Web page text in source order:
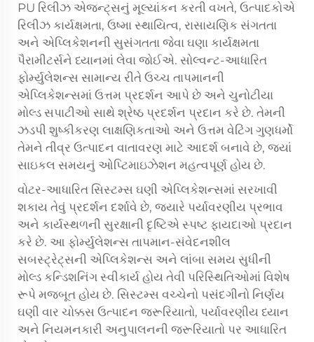
PU રિલીઝ એજન્ટ્સનું મૂલ્યાંકન કરતી વખતે, ઉત્પાદકોએ
રિલીઝ કાર્યક્ષમતા, ઉષ્મા સ્થાયિત્વ, રાસાયણિક સંગતતા
અને એપ્લિકેશનની સુસંગતતા જેવા ઘણા કાર્યક્ષમતા
પૈરામીટર્સને ધ્યાનમાં લેવા જોઈએ. સોલ્વન્ટ-આધારિત
ફોર્મ્યુલેશન્સ સામાન્ય રીતે ઉચ્ચ તાપમાનની
એપ્લિકેશન્સમાં ઉત્તમ પ્રદર્શન આપે છે અને ચુનોટીયા
મોલ્ડ સપાટીઓ સાથે શ્રેષ્ઠ પ્રદર્શન પ્રદાન કરે છે. તેમની
ઝડપી શુષ્કીકરણ લાક્ષણિકતાઓ અને ઉત્તમ વેટિંગ ગુણધર્મો
તેમને તીવ્ર ઉત્પાદન વાતાવરણ માટે આદર્શ બનાવે છે, જ્યાં
સાઇકલ સમયનું ઓપ્ટિમાઇઝેશન મહત્વપૂર્ણ હોય છે.
વોટર-આધારિત સિસ્ટમ્સ ઘણી એપ્લિકેશન્સમાં સરખાવી
શકાય તેવું પ્રદર્શન દર્શાવે છે, જ્યારે પર્યાવરણીય પ્રભાવ
અને કાર્યસ્થળની સુરક્ષાની દૃષ્ટિએ સ્પષ્ટ ફાયદાઓ પ્રદાન
કરે છે. આ ફોર્મ્યુલેશન્સ તાપમાન-સંવેદનશીલ
સબસ્ટ્રેટ્સની એપ્લિકેશન્સ અને લાંબા સમય સુધીની
મોલ્ડ કન્ડિશનિંગ સ્વીકાર્ય હોય તેવી પરિસ્થિતિઓમાં વિશેષ
રૂપે મજબૂત હોય છે. સિસ્ટમ્સ વચ્ચેનો પસંદગીનો નિર્ણય
ઘણી વાર ચોક્કસ ઉત્પાદન જરૂરિયાતો, પર્યાવરણીય ધ્યાન
અને નિયમનકારી અનુપાલનની જરૂરિયાતો પર આધારિત